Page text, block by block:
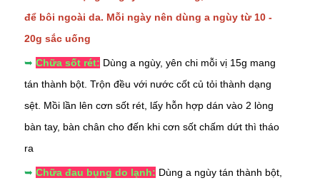
để bôi ngoài da. Mỗi ngày nên dùng a ngùy từ 10 -
20g sắc uống
➥ Chữa sốt rét: Dùng a ngùy, yên chi mỗi vị 15g mang
tán thành bột. Trộn đều với nước cốt củ tỏi thành dạng
sệt. Mồi lần lên cơn sốt rét, lấy hỗn hợp dán vào 2 lòng
bàn tay, bàn chân cho đến khi cơn sốt chấm dứt thì tháo
ra
➥ Chữa đau bụng do lạnh: Dùng a ngùy tán thành bột,